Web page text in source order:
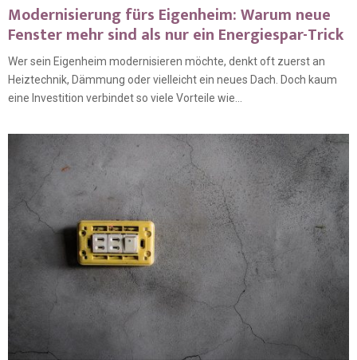
Modernisierung fürs Eigenheim: Warum neue
Fenster mehr sind als nur ein Energiespar-Trick
Wer sein Eigenheim modernisieren möchte, denkt oft zuerst an
Heiztechnik, Dämmung oder vielleicht ein neues Dach. Doch kaum
eine Investition verbindet so viele Vorteile wie...